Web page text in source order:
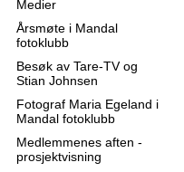
Medier
Årsmøte i Mandal
fotoklubb
Besøk av Tare-TV og
Stian Johnsen
Fotograf Maria Egeland i
Mandal fotoklubb
Medlemmenes aften -
prosjektvisning